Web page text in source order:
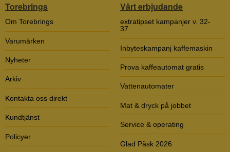
Torebrings
Om Torebrings
Varumärken
Nyheter
Arkiv
Kontakta oss direkt
Kundtjänst
Policyer
Vårt erbjudande
extratipset kampanjer v. 32-
37
Inbyteskampanj kaffemaskin
Prova kaffeautomat gratis
Vattenautomater
Mat & dryck på jobbet
Service & operating
Glad Påsk 2026